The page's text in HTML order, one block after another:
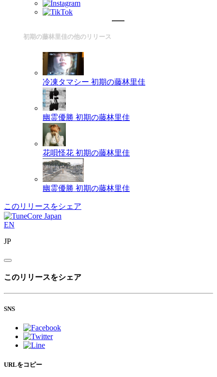
初期の藤林里佳の他のリリース
冷凍タマシー 初期の藤林里佳
幽霊優勝 初期の藤林里佳
花唄怪花 初期の藤林里佳
幽霊優勝 初期の藤林里佳
このリリースをシェア
EN
JP
このリリースをシェア
SNS
URLをコピー